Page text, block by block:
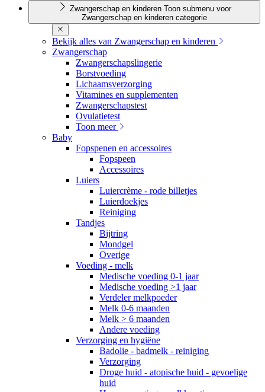
Zwangerschap en kinderen Toon submenu voor
Zwangerschap en kinderen categorie
Bekijk alles van Zwangerschap en kinderen
Zwangerschap
Zwangerschapslingerie
Borstvoeding
Lichaamsverzorging
Vitamines en supplementen
Zwangerschapstest
Ovulatietest
Toon meer
Baby
Fopspenen en accessoires
Fopspeen
Accessoires
Luiers
Luiercrème - rode billetjes
Luierdoekjes
Reiniging
Tandjes
Bijtring
Mondgel
Overige
Voeding - melk
Medische voeding 0-1 jaar
Medische voeding >1 jaar
Verdeler melkpoeder
Melk 0-6 maanden
Melk > 6 maanden
Andere voeding
Verzorging en hygiëne
Badolie - badmelk - reiniging
Verzorging
Droge huid - atopische huid - gevoelige
huid